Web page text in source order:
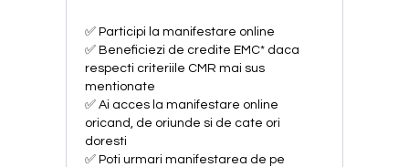
✅ Participi la manifestare online
✅ Beneficiezi de credite EMC* daca
respecti criteriile CMR mai sus
mentionate
✅ Ai acces la manifestare online
oricand, de oriunde si de cate ori
doresti
✅ Poti urmari manifestarea de pe